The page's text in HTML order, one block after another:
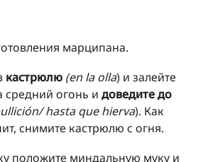
марципана.
кастрюлю (en la olla) и залейте
средний огонь и доведите до
hasta que hierva). Как
снимите кастрюлю с огня.
положите миндальную муку и